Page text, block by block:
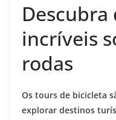
incríveis
rodas
Os tours de bicicleta
explorar destinos